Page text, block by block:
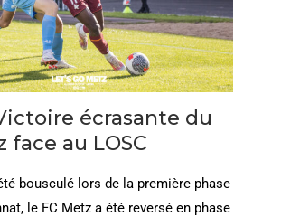
écrasante du
face au LOSC
bousculé lors de la première phase
le FC Metz a été reversé en phase